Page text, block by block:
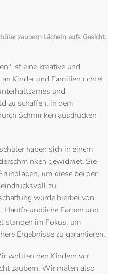
zaubern Lächeln aufs Gesicht.
ist eine kreative und
Kinder und Familien richtet.
und
zu schaffen, in dem
Schminken ausdrücken
haben sich in einem
gewidmet. Sie
um diese bei der
zu
wurde hierbei von
Farben und
standen im Fokus, um
Ergebnisse zu garantieren.
wollten den Kindern vor
zaubern. Wir malen also